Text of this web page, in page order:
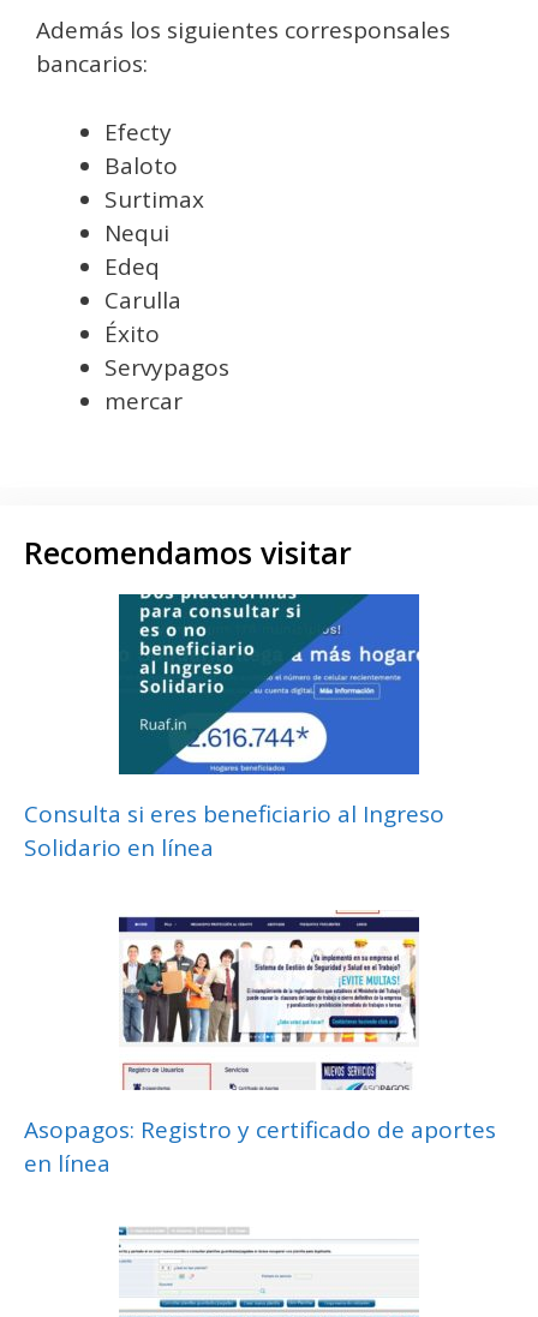
Además los siguientes corresponsales
bancarios:
Efecty
Baloto
Surtimax
Nequi
Edeq
Carulla
Éxito
Servypagos
mercar
Recomendamos visitar
Consulta si eres beneficiario al Ingreso
Solidario en línea
Asopagos: Registro y certificado de aportes
en línea